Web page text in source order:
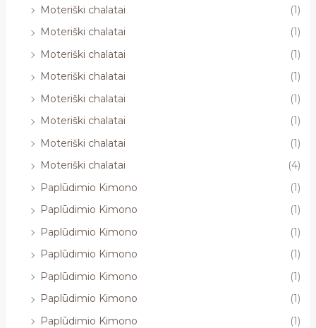
Moteriški chalatai
(1)
Moteriški chalatai
(1)
Moteriški chalatai
(1)
Moteriški chalatai
(1)
Moteriški chalatai
(1)
Moteriški chalatai
(1)
Moteriški chalatai
(1)
Moteriški chalatai
(4)
Paplūdimio Kimono
(1)
Paplūdimio Kimono
(1)
Paplūdimio Kimono
(1)
Paplūdimio Kimono
(1)
Paplūdimio Kimono
(1)
Paplūdimio Kimono
(1)
Paplūdimio Kimono
(1)